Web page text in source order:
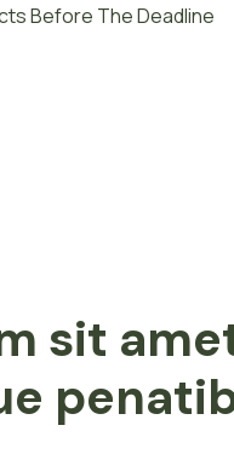
Before The Deadline
sit